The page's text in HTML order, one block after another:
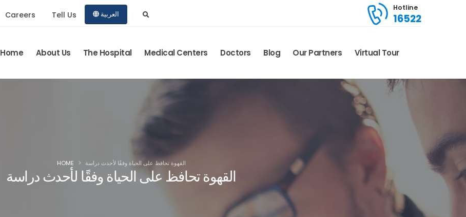
Careers Tell Us العربية
Hotline
16522
Home About Us The Hospital Medical Centers Doctors Blog Our Partners Virtual Tour
القهوة تحافظ على الحياة وفقًا لأحدث دراسة
HOME القهوة تحافظ على الحياة وفقًا لأحدث دراسة